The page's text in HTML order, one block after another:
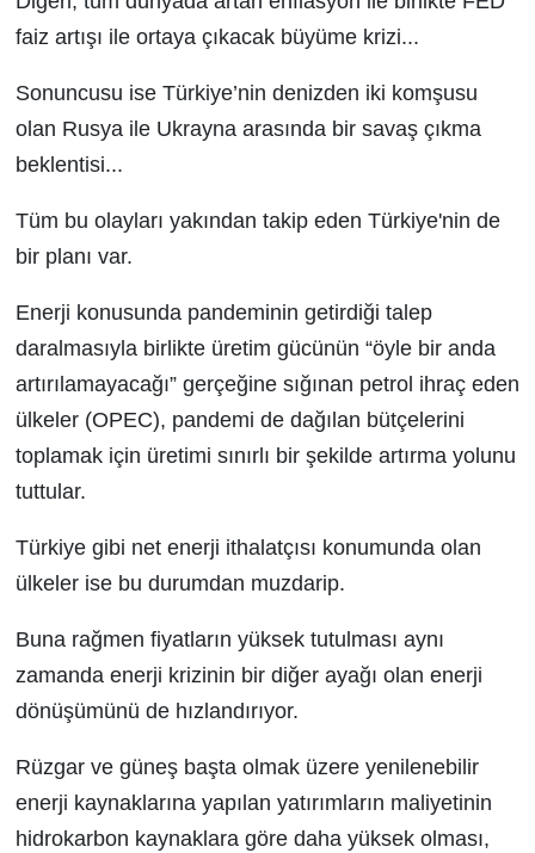
faiz artışı ile ortaya çıkacak büyüme krizi...
Sonuncusu ise Türkiye’nin denizden iki komşusu
olan Rusya ile Ukrayna arasında bir savaş çıkma
beklentisi...
Tüm bu olayları yakından takip eden Türkiye'nin de
bir planı var.
Enerji konusunda pandeminin getirdiği talep
daralmasıyla birlikte üretim gücünün “öyle bir anda
artırılamayacağı” gerçeğine sığınan petrol ihraç eden
ülkeler (OPEC), pandemi de dağılan bütçelerini
toplamak için üretimi sınırlı bir şekilde artırma yolunu
tuttular.
Türkiye gibi net enerji ithalatçısı konumunda olan
ülkeler ise bu durumdan muzdarip.
Buna rağmen fiyatların yüksek tutulması aynı
zamanda enerji krizinin bir diğer ayağı olan enerji
dönüşümünü de hızlandırıyor.
Rüzgar ve güneş başta olmak üzere yenilenebilir
enerji kaynaklarına yapılan yatırımların maliyetinin
hidrokarbon kaynaklara göre daha yüksek olması,